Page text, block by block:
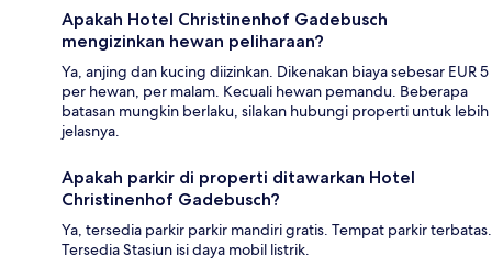
Apakah Hotel Christinenhof Gadebusch
mengizinkan hewan peliharaan?
Ya, anjing dan kucing diizinkan. Dikenakan biaya sebesar EUR 5
per hewan, per malam. Kecuali hewan pemandu. Beberapa
batasan mungkin berlaku, silakan hubungi properti untuk lebih
jelasnya.
Apakah parkir di properti ditawarkan Hotel
Christinenhof Gadebusch?
Ya, tersedia parkir parkir mandiri gratis. Tempat parkir terbatas.
Tersedia Stasiun isi daya mobil listrik.